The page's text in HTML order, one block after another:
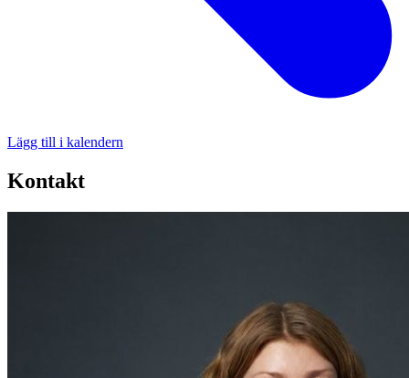
Lägg till i kalendern
Kontakt